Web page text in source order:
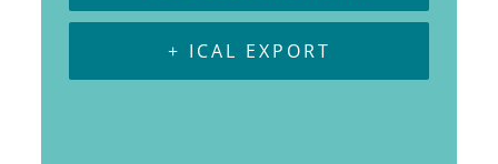
+ ICAL EXPORT